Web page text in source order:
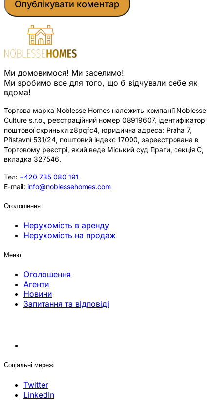
Ми домовимося! Ми заселимо!
Ми зробимо все для того, що б відчували себе як
вдома!
Торгова марка Noblesse Homes належить компанії Noblesse
Culture s.r.o., реєстраційний номер 08919607, ідентифікатор
поштової скриньки z8pqfc4, юридична адреса: Praha 7,
Přístavní 531/24, поштовий індекс 17000, зареєстрована в
Торговому реєстрі, який веде Міський суд Праги, секція C,
вкладка 327546.
Тел: +420 735 080 191
E-mail: info@noblessehomes.com
Оголошення
Нерухомість в аренду
Нерухомість на продаж
Меню
Оголошення
Агенти
Новини
Запитання та відповіді
Соціальні мережі
Twitter
LinkedIn